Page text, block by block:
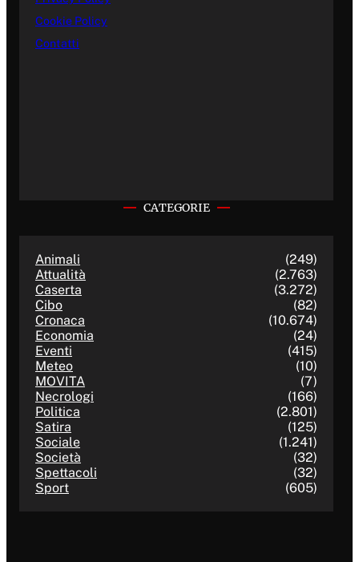
Cookie Policy
Contatti
CATEGORIE
Animali
(249)
Attualità
(2.763)
Caserta
(3.272)
Cibo
(82)
Cronaca
(10.674)
Economia
(24)
Eventi
(415)
Meteo
(10)
MOVITA
(7)
Necrologi
(166)
Politica
(2.801)
Satira
(125)
Sociale
(1.241)
Società
(32)
Spettacoli
(32)
Sport
(605)